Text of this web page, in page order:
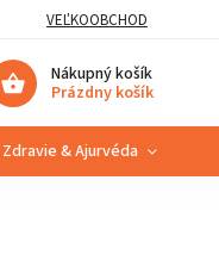
VEĽKOOBCHOD
Nákupný košík
Prázdny košík
Zdravie & Ajurvéda